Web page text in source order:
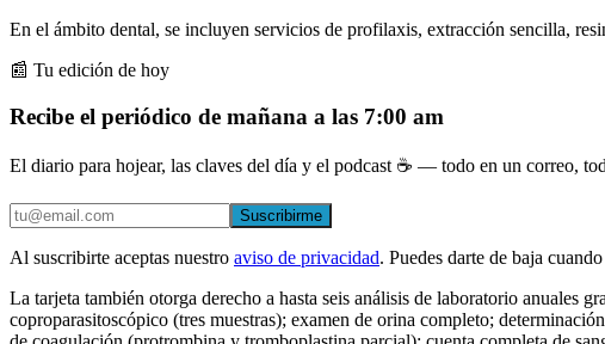
En el ámbito dental, se incluyen servicios de profilaxis, extracción sencilla,
📰 Tu edición de hoy
Recibe el periódico de mañana a las 7:00 am
El diario para hojear, las claves del día y el podcast ☕ — todo en un correo,
Suscribirme
Al suscribirte aceptas nuestro aviso de privacidad. Puedes darte de baja
La tarjeta también otorga derecho a hasta seis análisis de laboratorio anuales
coproparasitoscópico (tres muestras); examen de orina completo;